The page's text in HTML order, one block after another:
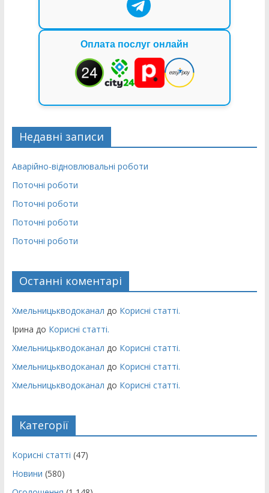
Оплата послуг онлайн
Недавні записи
Аварійно-відновлювальні роботи
Поточні роботи
Поточні роботи
Поточні роботи
Поточні роботи
Останні коментарі
Хмельницькводоканал до Корисні статті.
Ірина до Корисні статті.
Хмельницькводоканал до Корисні статті.
Хмельницькводоканал до Корисні статті.
Хмельницькводоканал до Корисні статті.
Категорії
Корисні статті (47)
Новини (580)